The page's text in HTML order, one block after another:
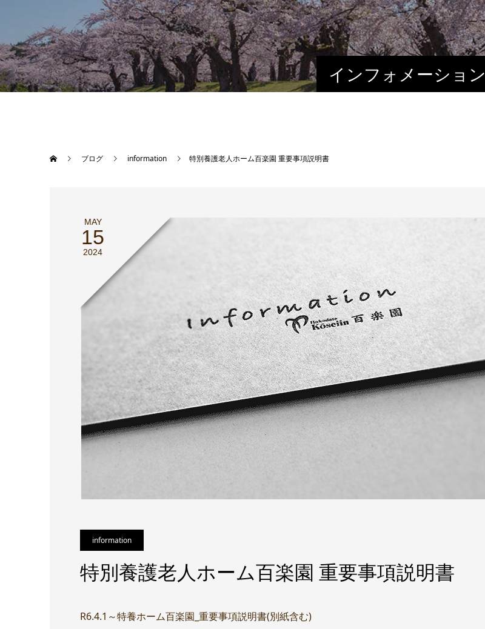
インフォメーション
ブログ information 特別養護老人ホーム百楽園 重要事項説明書
MAY
15
2024
information
特別養護老人ホーム百楽園 重要事項説明書
R6.4.1～特養ホーム百楽園_重要事項説明書(別紙含む)